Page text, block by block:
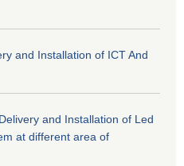
and Installation of ICT And
and Installation of Led
at different area of